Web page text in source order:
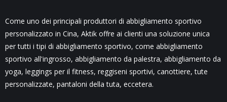
Come uno dei principali produttori di abbigliamento sportivo
personalizzato in Cina, Aktik offre ai clienti una soluzione unica
per tutti i tipi di abbigliamento sportivo, come abbigliamento
sportivo all'ingrosso, abbigliamento da palestra, abbigliamento da
yoga, leggings per il fitness, reggiseni sportivi, canottiere, tute
personalizzate, pantaloni della tuta, eccetera.